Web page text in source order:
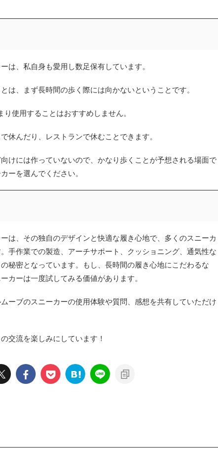
は、私自身も愛用し数足保有しています。
は、まず長時間の歩く際には向かないということです。
使用することはおすすめしません。
休んだり、レストランで休むことできます。
けには作っていないので、かなり歩くことが予想される場面で
ーを選んでください。
は、その独自のデザインと快適な履き心地で、多くのスニーカ
手作業での製造、アーチサポート、クッショニング、通気性な
秘密となっています。もし、長時間の履き心地にこだわるな
カーは一度試してみる価値があります。
ーブのスニーカーの使用体験や質問、感想を共有していただけ
交流を楽しみにしています！